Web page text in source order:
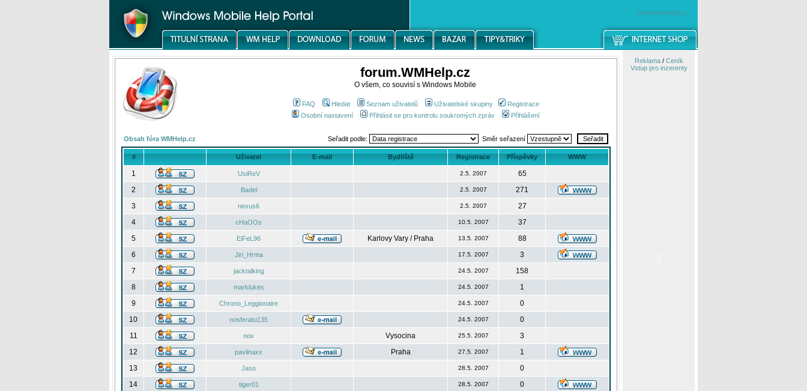
windowsmobile.cz
forum.WMHelp.cz
O všem, co souvisí s Windows Mobile
FAQ Hledat Seznam uživatelů Uživatelské skupiny
Registrace
Osobní nastavení
Přihlásit se pro kontrolu soukromých zpráv Přihlášení
Obsah fóra WMHelp.cz Seřadit podle: Směr seřazení
# Uživatel E-mail Bydliště Registrace Příspěvky WWW
1 UsiReV 2.5. 2007
65
2
Badel 2.5. 2007
271
3
nexus6 2.5. 2007
27
4
cHaOOs 10.5. 2007
37
5
EiFeL96 Karlovy Vary / Praha 13.5. 2007
88
6
Jiri_Hrma 17.5. 2007
3
7
jacktalking 24.5. 2007
158
8
marklukes 24.5. 2007
1
9
Chrono_Leggionaire 24.5. 2007
0
10
nosferatu135 24.5. 2007
0
11
nox Vysocina 25.5. 2007
3
12
pavlinaxx Praha 27.5. 2007
1
13
Jaso 28.5. 2007
0
14
tiger01 28.5. 2007
0
Reklama/ Ceník
Vstup pro inzerenty